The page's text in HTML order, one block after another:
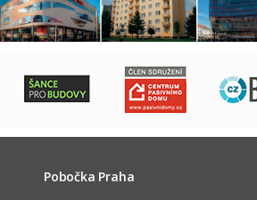
Pobočka Praha